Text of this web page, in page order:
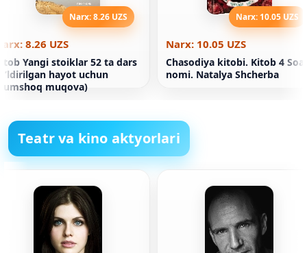
Narx: 8.26 UZS
8.26 UZS
Yangi stoiklar 52 ta dars
hayot uchun
muqova)
Narx: 10.05 UZS
Narx: 10.05 UZS
Chasodiya kitobi. Kitob 4
nomi. Natalya Shcherba
Teatr va kino aktyorlari